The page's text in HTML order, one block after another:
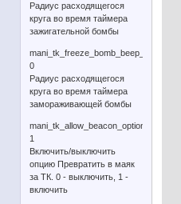
Радиус расходящегося
круга во время таймера
зажигательной бомбы
mani_tk_freeze_bomb_beep_radius
0
Радиус расходящегося
круга во время таймера
замораживающей бомбы
mani_tk_allow_beacon_option
1
Включить/выключить
опцию Превратить в маяк
за ТК. 0 - выключить, 1 -
включить